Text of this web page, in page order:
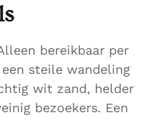
bereikbaar per
steile wandeling
wit zand, helder
bezoekers. Een